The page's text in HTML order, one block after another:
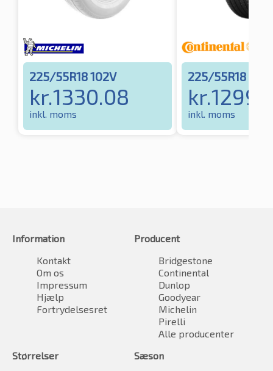
225/55R18 102V
kr.1330.08
inkl. moms
225/55R18
kr.
inkl. moms
Information
Kontakt
Om os
Impressum
Hjælp
Fortrydelsesret
Producent
Bridgestone
Continental
Dunlop
Goodyear
Michelin
Pirelli
Alle producenter
Størrelser
Sæson